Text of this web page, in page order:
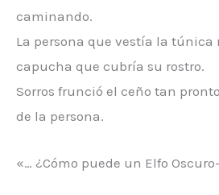
caminando.
La persona que vestía la túnica
capucha que cubría su rostro.
Sorros frunció el ceño tan
de la persona.
«… ¿Cómo puede un Elfo